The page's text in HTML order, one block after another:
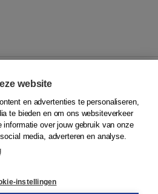
website
en advertenties te personaliseren,
te bieden en om ons websiteverkeer
over jouw gebruik van onze
media, adverteren en analyse.
instellingen